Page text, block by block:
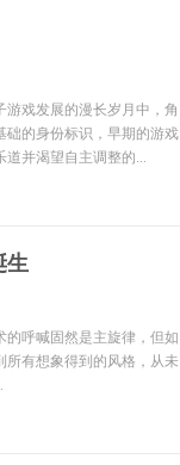
戏发展的漫长岁月中，角
础的身份标识，早期的游戏
并渴望自主调整的...
生
呼喊固然是主旋律，但如
有想象得到的风格，从未